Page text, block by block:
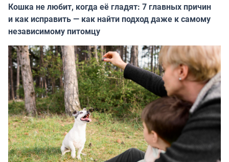
Кошка не любит, когда её гладят: 7 главных причин
и как исправить — как найти подход даже к самому
независимому питомцу